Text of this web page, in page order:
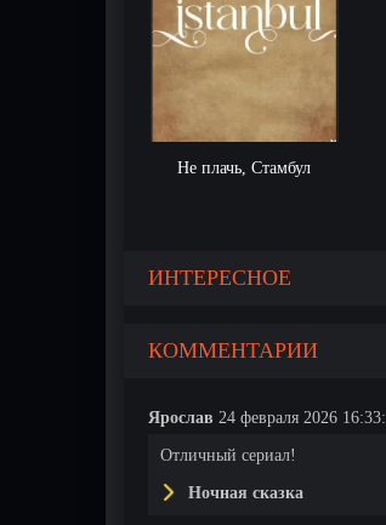
Не плачь, Стамбул
ИНТЕРЕСНОЕ
КОММЕНТАРИИ
Ярослав 24 февраля 2026 16:33:
Отличный сериал!
Ночная сказка